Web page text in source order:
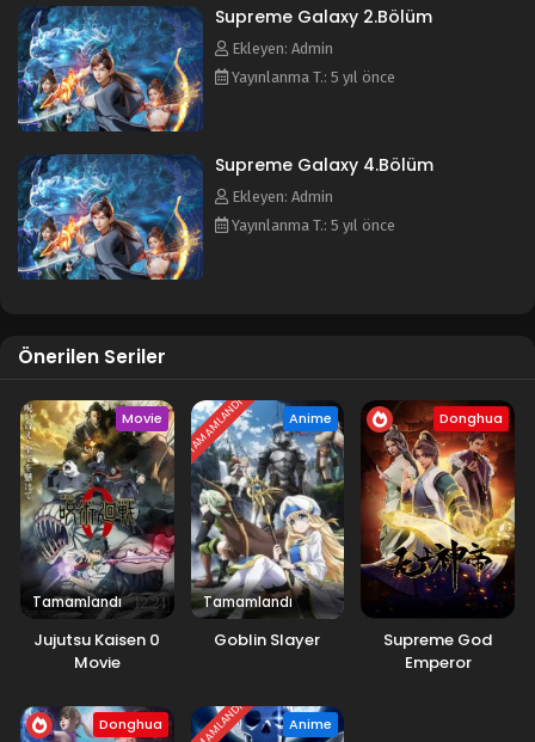
götürüldüler . Genç Efendi Chu Xinghe, görkemini yeniden
kazanmak için öğrencilerini on iki yıldızlı alemleri kırmaya ve
evrenin Efendisi altındaki 12 Yıldız Uygulayıcısını yenmeye
yönlendirdi. Sonunda babasını ve Yıldız tarikatının tüm
halkını kurtardı.Animenin diğer isimleri:
Supreme Galaxy 2.Bölüm
Ekleyen: Admin
Yayınlanma T.: 5 yıl önce
Supreme Galaxy 4.Bölüm
Ekleyen: Admin
Yayınlanma T.: 5 yıl önce
Önerilen Seriler
Movie
Tamamlandı
Jujutsu Kaisen 0
Movie
TAMAMLANDI Anime
Tamamlandı
Goblin Slayer
Donghua
Supreme God
Emperor
Donghua Anime